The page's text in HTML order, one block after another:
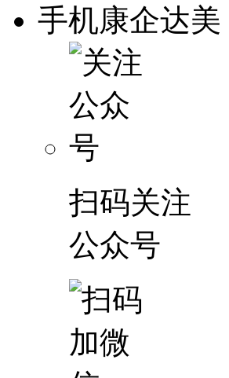
手机康企达美
扫码关注
公众号